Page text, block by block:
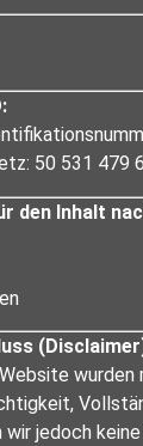
50 531 479
den Inhalt
jedoch keine